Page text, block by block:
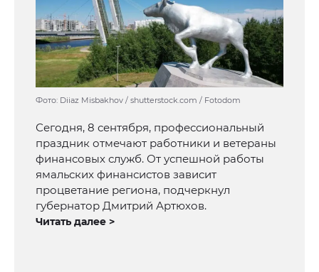
Фото: Diiaz Misbakhov / shutterstock.com / Fotodom
Сегодня, 8 сентября, профессиональный
праздник отмечают работники и ветераны
финансовых служб. От успешной работы
ямальских финансистов зависит
процветание региона, подчеркнул
губернатор Дмитрий Артюхов.
Читать далее >